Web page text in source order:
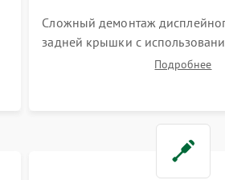
Сложный демонтаж
задней крышки с
лопаток. ОбязательноеПодробнее